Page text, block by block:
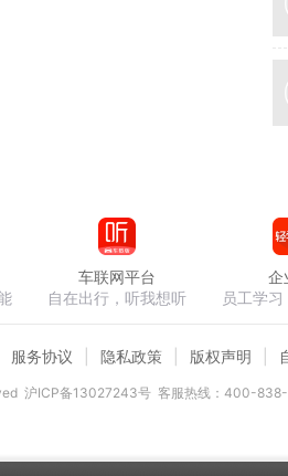
车联网平台
自在出行，听我想听
企
员工学
服务协议 隐私政策 版权声明
沪ICP备13027243号 客服热线：400-